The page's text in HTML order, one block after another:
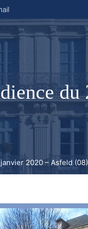
du
2020 – Asfeld (08)